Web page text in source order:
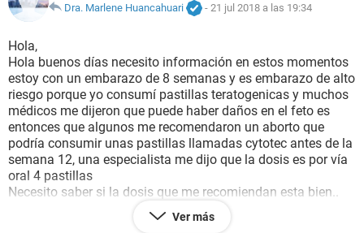
NUTRICIÓN
BIENESTAR
SEXUALIDAD
GLOSARIO
Dra. Marlene Huancahuari
- 21 jul 2018 a las 19:34
Hola,
Hola buenos días necesito información en estos momentos
estoy con un embarazo de 8 semanas y es embarazo de alto
riesgo porque yo consumí pastillas teratogenicas y muchos
médicos me dijeron que puede haber daños en el feto es
entonces que algunos me recomendaron un aborto que
podría consumir unas pastillas llamadas cytotec antes de la
semana 12, una especialista me dijo que la dosis es por vía
oral 4 pastillas
Necesito saber si la dosis que me recomiendan esta bien..
Ella me dice son 4 cada 3 horas es decir 3 veces al día, en
total 12 pastillas... Quisiera saber si esta bien esa dosis? O
Ver más